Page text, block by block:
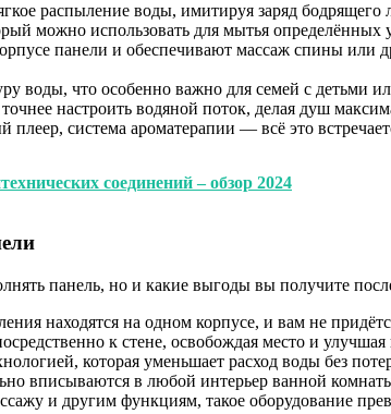
распыление воды, имитируя заряд бодрящего
можно использовать для мытья
панели и обеспечивают массаж спины или
воды, что особенно важно для семей с детьми
настроить водяной поток, делая душ
плеер, система ароматерапии — всё это
соединений – обзор 2024
панель, но и какие выгоды вы получите
находятся на одном корпусе, и вам не
к стене, освобождая место и улучшая
которая уменьшает расход воды без
вписываются в любой интерьер ванной
и другим функциям, такое оборудование